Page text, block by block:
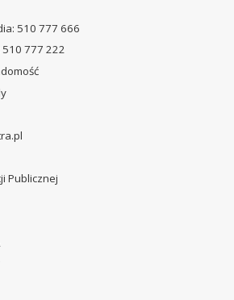
510 777 666
777 222
Publicznej